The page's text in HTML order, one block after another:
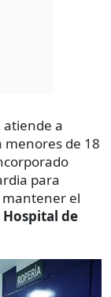
atiende a
menores de 18
para
mantener el
Hospital de